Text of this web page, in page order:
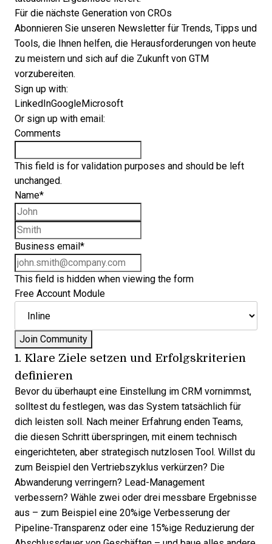
Für die nächste Generation von CROs
Abonnieren Sie unseren Newsletter für Trends, Tipps und
Tools, die Ihnen helfen, die Herausforderungen von heute
zu meistern und sich auf die Zukunft von GTM
vorzubereiten.
Sign up with:
LinkedInGoogleMicrosoft
Or sign up with email:
Comments
This field is for validation purposes and should be left
unchanged.
Name*
Business email *
This field is hidden when viewing the form
Free Account Module
1. Klare Ziele setzen und Erfolgskriterien
definieren
Bevor du überhaupt eine Einstellung im CRM vornimmst,
solltest du festlegen, was das System tatsächlich für
dich leisten soll. Nach meiner Erfahrung enden Teams,
die diesen Schritt überspringen, mit einem technisch
eingerichteten, aber strategisch nutzlosen Tool. Willst du
zum Beispiel den Vertriebszyklus verkürzen? Die
Abwanderung verringern? Lead-Management
verbessern? Wähle zwei oder drei messbare Ergebnisse
aus – zum Beispiel eine 20%ige Verbesserung der
Pipeline-Transparenz oder eine 15%ige Reduzierung der